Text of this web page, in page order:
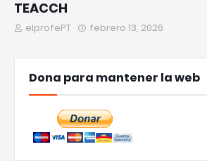
TEACCH
elprofePT febrero 13, 2026
Dona para mantener la web